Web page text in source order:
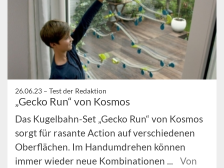
26.06.23 – Test der Redaktion
„Gecko Run“ von Kosmos
Das Kugelbahn-Set „Gecko Run“ von Kosmos
sorgt für rasante Action auf verschiedenen
Oberflächen. Im Handumdrehen können
immer wieder neue Kombinationen ...
Von